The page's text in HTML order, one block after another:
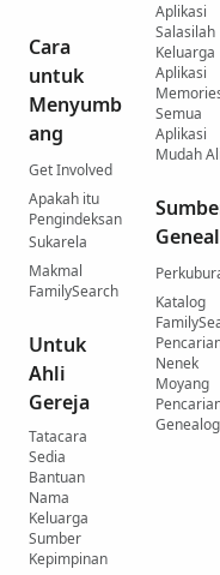
Cara
untuk
Menyumb
ang
Get Involved
Apakah itu
Pengindeksan
Sukarela
Makmal
FamilySearch
Untuk
Ahli
Gereja
Tatacara
Sedia
Bantuan
Nama
Keluarga
Sumber
Kepimpinan
Aplikasi
Salasilah
Keluarga
Aplikasi
Semua
Aplikasi
Mudah
Katalog
Nenek
Moyang